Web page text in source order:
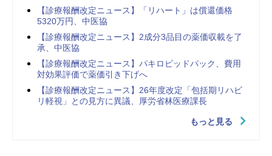
【診療報酬改定ニュース】「リハート」は償還価格
5320万円、中医協
【診療報酬改定ニュース】2成分3品目の薬価収載を了
承、中医協
【診療報酬改定ニュース】パキロビッドパック、費用
対効果評価で薬価引き下げへ
【診療報酬改定ニュース】26年度改定「包括期リハビ
リ軽視」との見方に異議、厚労省林医療課長
もっと見る